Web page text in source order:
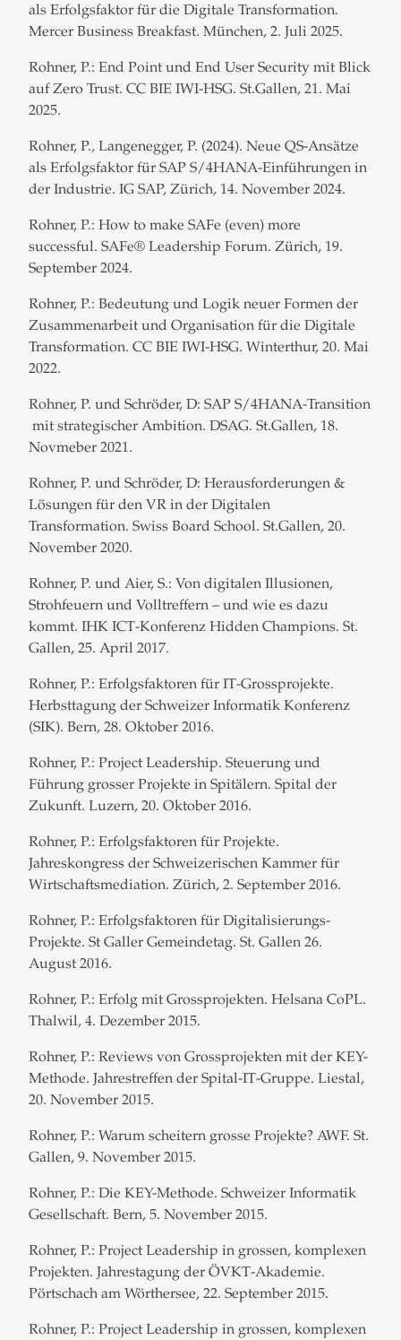
als Erfolgsfaktor für die Digitale Transformation.
Mercer Business Breakfast. München, 2. Juli 2025.
Rohner, P.: End Point und End User Security mit Blick
auf Zero Trust. CC BIE IWI-HSG. St.Gallen, 21. Mai
2025.
Rohner, P., Langenegger, P. (2024). Neue QS-Ansätze
als Erfolgsfaktor für SAP S/4HANA-Einführungen in
der Industrie. IG SAP, Zürich, 14. November 2024.
Rohner, P.: How to make SAFe (even) more
successful. SAFe® Leadership Forum. Zürich, 19.
September 2024.
Rohner, P.: Bedeutung und Logik neuer Formen der
Zusammenarbeit und Organisation für die Digitale
Transformation. CC BIE IWI-HSG. Winterthur, 20. Mai
2022.
Rohner, P. und Schröder, D: SAP S/4HANA-Transition
mit strategischer Ambition. DSAG. St.Gallen, 18.
Novmeber 2021.
Rohner, P. und Schröder, D: Herausforderungen &
Lösungen für den VR in der Digitalen
Transformation. Swiss Board School. St.Gallen, 20.
November 2020.
Rohner, P. und Aier, S.: Von digitalen Illusionen,
Strohfeuern und Volltreffern – und wie es dazu
kommt. IHK ICT-Konferenz Hidden Champions. St.
Gallen, 25. April 2017.
Rohner, P.: Erfolgsfaktoren für IT-Grossprojekte.
Herbsttagung der Schweizer Informatik Konferenz
(SIK). Bern, 28. Oktober 2016.
Rohner, P.: Project Leadership. Steuerung und
Führung grosser Projekte in Spitälern. Spital der
Zukunft. Luzern, 20. Oktober 2016.
Rohner, P.: Erfolgsfaktoren für Projekte.
Jahreskongress der Schweizerischen Kammer für
Wirtschaftsmediation. Zürich, 2. September 2016.
Rohner, P.: Erfolgsfaktoren für Digitalisierungs-
Projekte. St Galler Gemeindetag. St. Gallen 26.
August 2016.
Rohner, P.: Erfolg mit Grossprojekten. Helsana CoPL.
Thalwil, 4. Dezember 2015.
Rohner, P.: Reviews von Grossprojekten mit der KEY-
Methode. Jahrestreffen der Spital-IT-Gruppe. Liestal,
20. November 2015.
Rohner, P.: Warum scheitern grosse Projekte? AWF. St.
Gallen, 9. November 2015.
Rohner, P.: Die KEY-Methode. Schweizer Informatik
Gesellschaft. Bern, 5. November 2015.
Rohner, P.: Project Leadership in grossen, komplexen
Projekten. Jahrestagung der ÖVKT-Akademie.
Pörtschach am Wörthersee, 22. September 2015.
Rohner, P.: Project Leadership in grossen, komplexen